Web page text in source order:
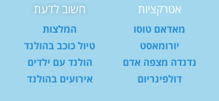
אטרקציות
מאדאם טוסו
יורומאסט
נדנדה מצפה אדם
דולפינריום
חשוב לדעת
המלצות
טיול כוכב בהולנד
הולנד עם ילדים
אירועים בהולנד